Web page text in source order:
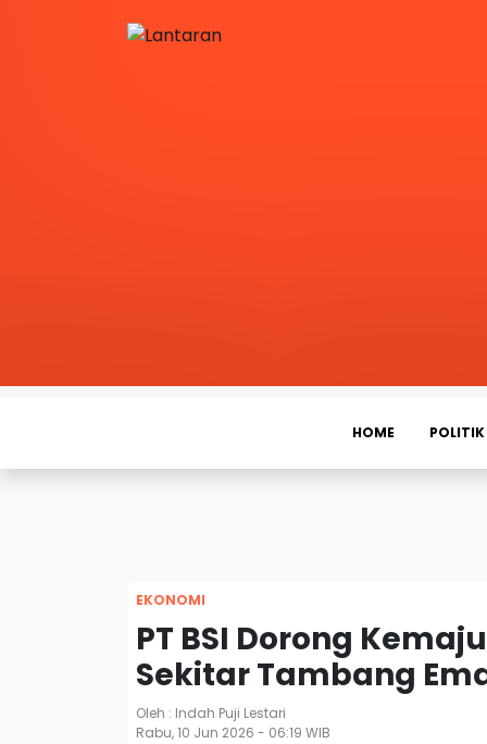
HOME POLITIK
EKONOMI
PT BSI Dorong
Sekitar Tambang
Oleh : Indah Puji Lestari
Rabu, 10 Jun 2026 - 06:19 WIB